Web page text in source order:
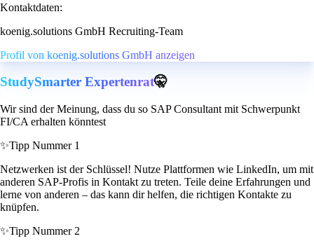
Kontaktdaten:
koenig.solutions GmbH Recruiting-Team
Profil von koenig.solutions GmbH anzeigen
StudySmarter Expertenrat🤫
Wir sind der Meinung, dass du so SAP Consultant mit Schwerpunkt
FI/CA erhalten könntest
✨Tipp Nummer 1
Netzwerken ist der Schlüssel! Nutze Plattformen wie LinkedIn, um mit
anderen SAP-Profis in Kontakt zu treten. Teile deine Erfahrungen und
lerne von anderen – das kann dir helfen, die richtigen Kontakte zu
knüpfen.
✨Tipp Nummer 2